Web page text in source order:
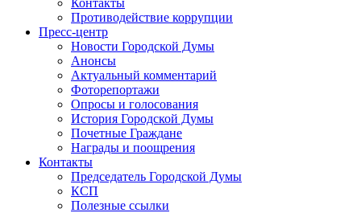
Контакты
Противодействие коррупции
Пресс-центр
Новости Городской Думы
Анонсы
Актуальный комментарий
Фоторепортажи
Опросы и голосования
История Городской Думы
Почетные Граждане
Награды и поощрения
Контакты
Председатель Городской Думы
КСП
Полезные ссылки